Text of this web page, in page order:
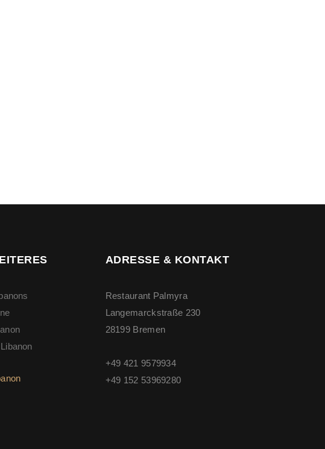
ADRESSE & KONTAKT
Restaurant Palmyra
Langemarckstraße 230
28199 Bremen
+49 421 9579934
+49 ‭152 53969280‬